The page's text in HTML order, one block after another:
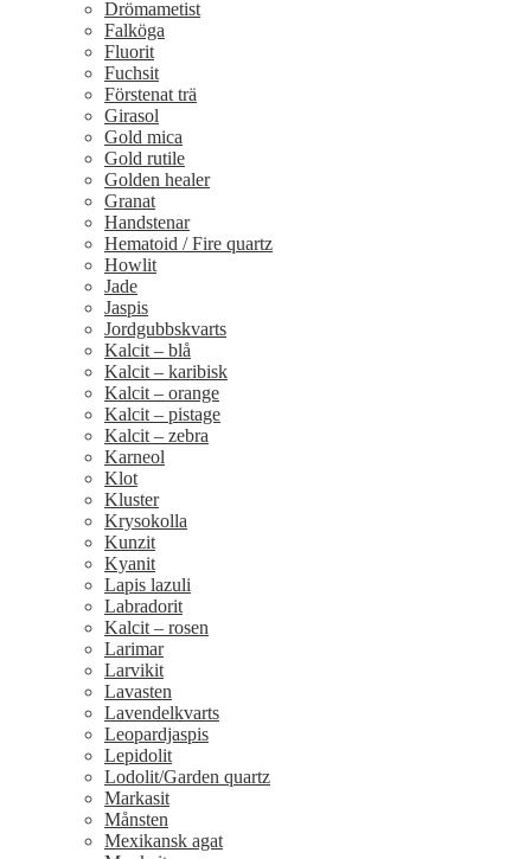
Drömametist
Falköga
Fluorit
Fuchsit
Förstenat trä
Girasol
Gold mica
Gold rutile
Golden healer
Granat
Handstenar
Hematoid / Fire quartz
Howlit
Jade
Jaspis
Jordgubbskvarts
Kalcit – blå
Kalcit – karibisk
Kalcit – orange
Kalcit – pistage
Kalcit – zebra
Karneol
Klot
Kluster
Krysokolla
Kunzit
Kyanit
Lapis lazuli
Labradorit
Kalcit – rosen
Larimar
Larvikit
Lavasten
Lavendelkvarts
Leopardjaspis
Lepidolit
Lodolit/Garden quartz
Markasit
Månsten
Mexikansk agat